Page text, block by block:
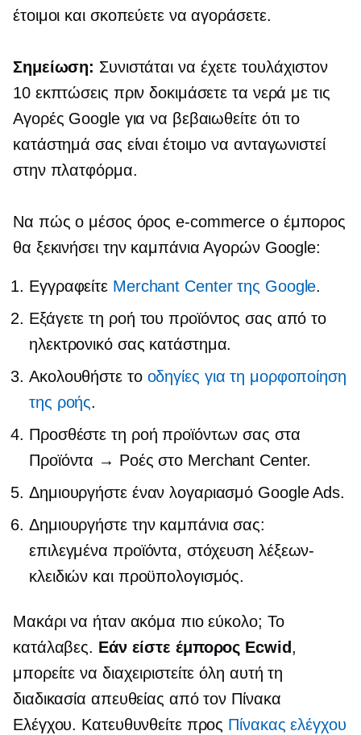
έτοιμοι και σκοπεύετε να αγοράσετε.
Σημείωση: Συνιστάται να έχετε τουλάχιστον
10 εκπτώσεις πριν δοκιμάσετε τα νερά με τις
Αγορές Google για να βεβαιωθείτε ότι το
κατάστημά σας είναι έτοιμο να ανταγωνιστεί
στην πλατφόρμα.
Να πώς ο μέσος όρος e-commerce ο έμπορος
θα ξεκινήσει την καμπάνια Αγορών Google:
Εγγραφείτε Merchant Center της Google.
Εξάγετε τη ροή του προϊόντος σας από το
ηλεκτρονικό σας κατάστημα.
Ακολουθήστε το οδηγίες για τη μορφοποίηση
της ροής.
Προσθέστε τη ροή προϊόντων σας στα
Προϊόντα → Ροές στο Merchant Center.
Δημιουργήστε έναν λογαριασμό Google Ads.
Δημιουργήστε την καμπάνια σας:
επιλεγμένα προϊόντα, στόχευση λέξεων-
κλειδιών και προϋπολογισμός.
Μακάρι να ήταν ακόμα πιο εύκολο; Το
κατάλαβες. Εάν είστε έμπορος Ecwid,
μπορείτε να διαχειριστείτε όλη αυτή τη
διαδικασία απευθείας από τον Πίνακα
Ελέγχου. Κατευθυνθείτε προς Πίνακας ελέγχου